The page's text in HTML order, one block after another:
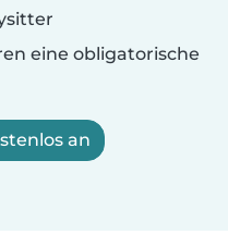
eine obligatorische
an